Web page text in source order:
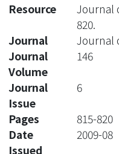
Resource
Journal
820.
Journal
Journal
Journal
Volume
146
Journal
Issue
6
Pages
815-820
Date
Issued
2009-08